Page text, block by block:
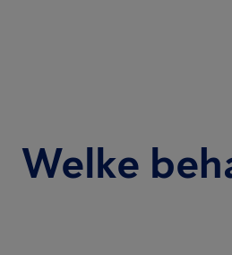
Welke